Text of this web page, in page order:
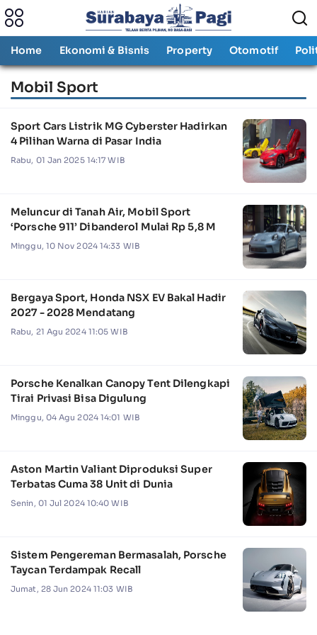
Home Ekonomi & Bisnis Property Otomotif
Mobil Sport
Sport Cars Listrik MG Cyberster Hadirkan
4 Pilihan Warna di Pasar India
Rabu, 01 Jan 2025 14:17 WIB
Meluncur di Tanah Air, Mobil Sport
‘Porsche 911’ Dibanderol Mulai Rp 5,8 M
Minggu, 10 Nov 2024 14:33 WIB
Bergaya Sport, Honda NSX EV Bakal Hadir
2027 - 2028 Mendatang
Rabu, 21 Agu 2024 11:05 WIB
Porsche Kenalkan Canopy Tent Dilengkapi
Tirai Privasi Bisa Digulung
Minggu, 04 Agu 2024 14:01 WIB
Aston Martin Valiant Diproduksi Super
Terbatas Cuma 38 Unit di Dunia
Senin, 01 Jul 2024 10:40 WIB
Sistem Pengereman Bermasalah, Porsche
Taycan Terdampak Recall
Jumat, 28 Jun 2024 11:03 WIB